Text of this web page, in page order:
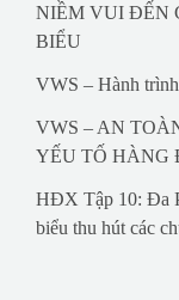
NIỀM VUI ĐẾN
BIỂU
VWS – Hành
VWS – AN
YẾU TỐ HÀNG
HĐX Tập 10: Đa
biểu thu hút các